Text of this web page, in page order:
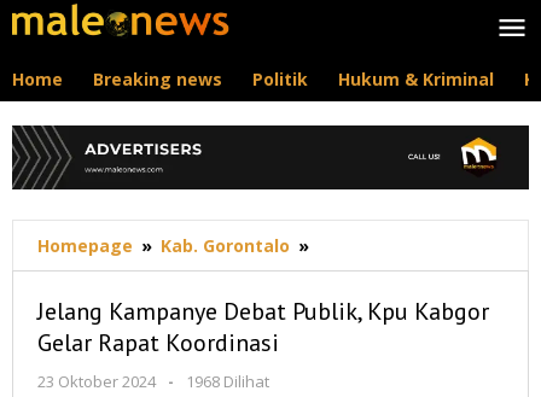
Lewati
ke
Home Breaking news Politik Hukum & Kriminal
Homepage » Kab. Gorontalo »
Kampanye
Publik,
Jelang Kampanye Debat Publik, Kpu Kabgor
Gelar Rapat Koordinasi
23 Oktober 2024
oleh
-
1968 Dilihat